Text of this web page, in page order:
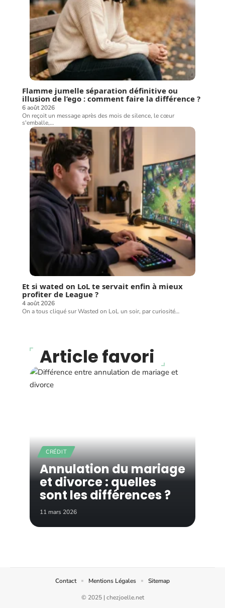
Flamme jumelle séparation définitive ou
illusion de l’ego : comment faire la différence ?
6 août 2026
On reçoit un message après des mois de silence, le cœur
s'emballe,…
Et si wated on LoL te servait enfin à mieux
profiter de League ?
4 août 2026
On a tous cliqué sur Wasted on LoL un soir, par curiosité…
Article favori
CRÉDIT
Annulation du mariage
et divorce : quelles
sont les différences ?
11 mars 2026
© 2025 | chezjoelle.net
Contact Mentions Légales Sitemap